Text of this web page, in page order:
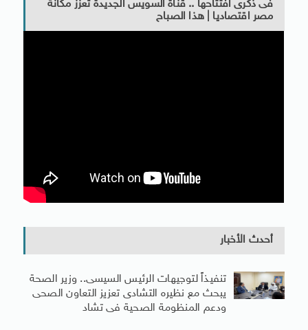
فى ذكرى افتتاحها .. قناة السويس الجديدة تعزز مكانة
مصر اقتصاديا | هذا الصباح
أحدث الأخبار
تنفيذاً لتوجيهات الرئيس السيسى.. وزير الصحة
يبحث مع نظيره التشادى تعزيز التعاون الصحى
ودعم المنظومة الصحية فى تشاد